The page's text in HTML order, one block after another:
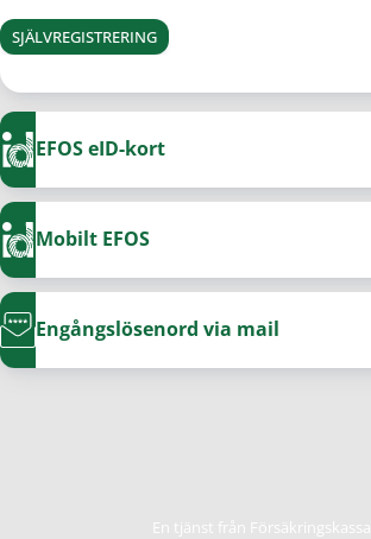
SJÄLVREGISTRERING
EFOS eID-kort
Mobilt EFOS
Engångslösenord via mail
En tjänst från Försäkringskassan